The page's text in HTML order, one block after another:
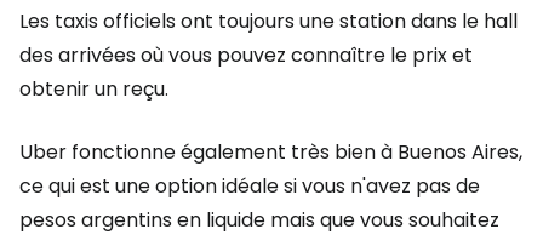
Les taxis officiels ont toujours une station dans le hall
des arrivées où vous pouvez connaître le prix et
obtenir un reçu.
Uber fonctionne également très bien à Buenos Aires,
ce qui est une option idéale si vous n'avez pas de
pesos argentins en liquide mais que vous souhaitez